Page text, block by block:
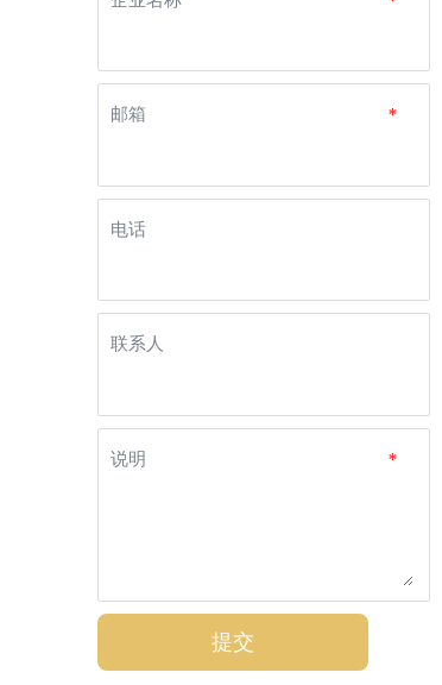
*
邮箱
电话
联系人
*
说明
提交